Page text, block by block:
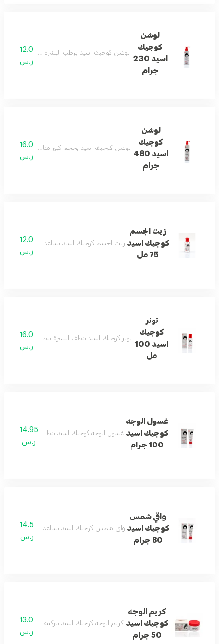
لوشن
كوجيك
اسيد 230
جرام
لوشن كوجيك اسيد يرطب البشرة بفعالية
12.0
ر.س
لوشن
كوجيك
اسيد 480
جرام
لوشن كوجيك اسيد بحجم كبير مناسب للاستخدام
16.0
ر.س
زيت الجسم
كوجيك اسيد
75 مل
زيت الجسم كوجيك اسيد يساعد على ترطيب البشرة
12.0
ر.س
تونر
كوجيك
اسيد 100
مل
تونر كوجيك اسيد ينظف البشرة بلطف ويساعد على
16.0
ر.س
غسول الوجه
كوجيك اسيد
100 جرام
غسول الوجه كوجيك اسيد ينظف البشرة بفعالية
14.95
ر.س
واقي شمس
كوجيك اسيد
80 جرام
واقي شمس كوجيك اسيد يساعد على حماية البشرة
14.5
ر.س
كريم الوجه
كوجيك اسيد
50 جرام
كريم الوجه كوجيك اسيد بتركيبة عملية يساعد
13.0
ر.س